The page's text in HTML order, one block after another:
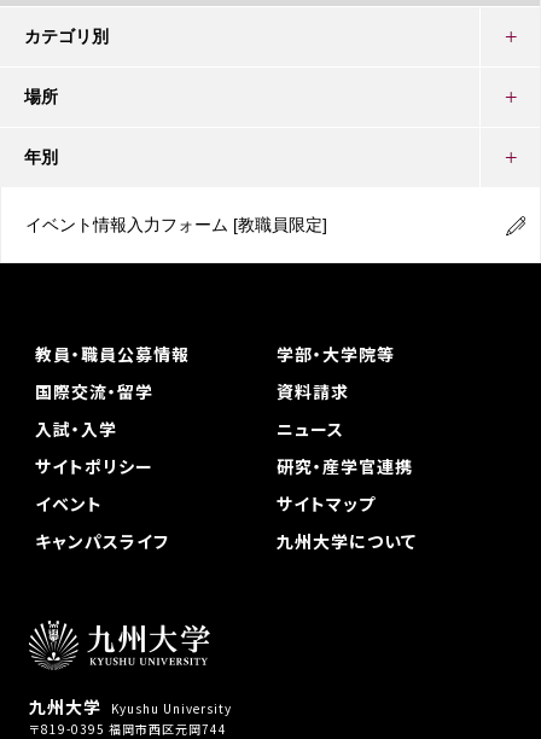
カテゴリ別
場所
年別
イベント情報入力フォーム [教職員限定]
九州大学
Kyushu University
〒819-0395 福岡市西区元岡744
教員・職員公募情報
学部・大学院等
国際交流・留学
資料請求
入試・入学
ニュース
サイトポリシー
研究・産学官連携
イベント
サイトマップ
キャンパスライフ
九州大学について